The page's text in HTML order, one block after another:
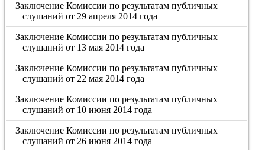
Заключение Комиссии по результатам публичных
слушаний от 29 апреля 2014 года
Заключение Комиссии по результатам публичных
слушаний от 13 мая 2014 года
Заключение Комиссии по результатам публичных
слушаний от 22 мая 2014 года
Заключение Комиссии по результатам публичных
слушаний от 10 июня 2014 года
Заключение Комиссии по результатам публичных
слушаний от 26 июня 2014 года